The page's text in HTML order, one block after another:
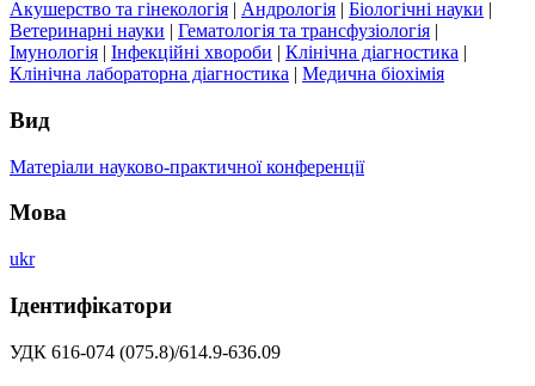
Акушерство та гінекологія | Андрологія | Біологічні науки |
Ветеринарні науки | Гематологія та трансфузіологія |
Імунологія | Інфекційні хвороби | Клінічна діагностика |
Клінічна лабораторна діагностика | Медична біохімія
Вид
Матеріали науково-практичної конференції
Мова
ukr
Ідентифікатори
УДК 616-074 (075.8)/614.9-636.09